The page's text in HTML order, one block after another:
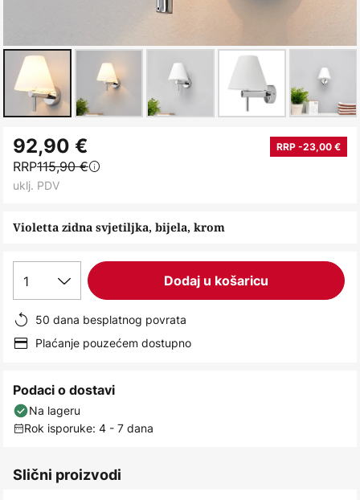
to
the
beginning
the
Violetta zidna svjetiljka, bijela, krom
92,90 € RRP -23,00 €
RRP115,90 €
uklj. PDV
1 Dodaj u košaricu
50 dana besplatnog povrata
Plaćanje pouzećem dostupno
Podaci o dostavi
Na lageru
Rok isporuke: 4 - 7 dana
Slični proizvodi